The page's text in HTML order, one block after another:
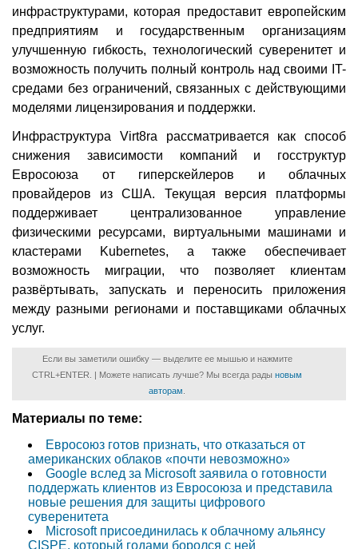
инфраструктурами, которая предоставит европейским
предприятиям и государственным организациям
улучшенную гибкость, технологический суверенитет и
возможность получить полный контроль над своими IT-
средами без ограничений, связанных с действующими
моделями лицензирования и поддержки.
Инфраструктура Virt8ra рассматривается как способ
снижения зависимости компаний и госструктур
Евросоюза от гиперскейлеров и облачных
провайдеров из США. Текущая версия платформы
поддерживает централизованное управление
физическими ресурсами, виртуальными машинами и
кластерами Kubernetes, а также обеспечивает
возможность миграции, что позволяет клиентам
развёртывать, запускать и переносить приложения
между разными регионами и поставщиками облачных
услуг.
Если вы заметили ошибку — выделите ее мышью и нажмите
CTRL+ENTER. | Можете написать лучше? Мы всегда рады новым
авторам
Материалы по теме:
Евросоюз готов признать, что отказаться от
американских облаков «почти невозможно»
Google вслед за Microsoft заявила о готовности
поддержать клиентов из Евросоюза и представила
новые решения для защиты цифрового
суверенитета
Microsoft присоединилась к облачному альянсу
CISPE, который годами боролся с ней